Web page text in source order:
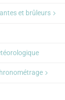
et brûleurs